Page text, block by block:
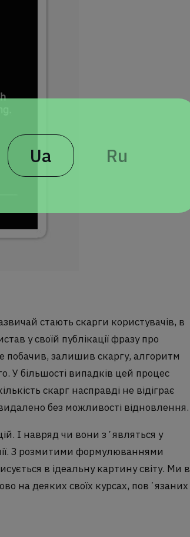
Ua Ru
стають скарги користувачів, в
у своїй публікації фразу про
побачив, залишив скаргу, алгоритм
У більшості випадків цей процес
скарг насправді не відіграє
без можливості відновлення.
І навряд чи вони зʼявляться у
З розмитими формулюваннями
в ідеальну картину світу. Ми в
на деяких своїх курсах, повʼязаних